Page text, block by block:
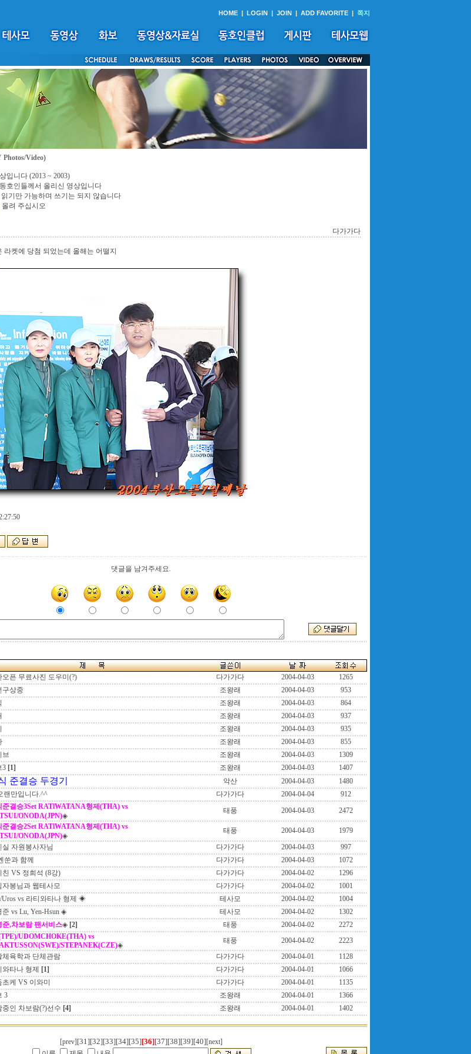
HOME | LOGIN | JOIN | ADD FAVORITE | 쪽지
Video)
입니다 (2013 ~ 2003)
호인들께서 올리신 영상입니다
기만 가능하며 쓰기는 되지 않습니다
올려 주십시오
다가가다
라켓에 당첨 되었는데 올해는 어떨지
댓글을 남겨주세요.
오픈 무료사진 도우미(?) 다가가다 2004-04-03
1265
구상중 조왕래 2004-04-03
953
조왕래 2004-04-03
864
조왕래 2004-04-03
937
조왕래 2004-04-03
935
조왕래 2004-04-03
855
브 조왕래 2004-04-03
1309
3 [1] 조왕래 2004-04-03
1407
준결승 두경기 악산 2004-04-03
1480
랜만입니다.^^ 다가가다 2004-04-04
912
준결승3Set RATlWATANA형제(THA) vs
ONODA(JPN)◈
태풍 2004-04-03 2472
준결승2Set RATlWATANA형제(THA) vs
ONODA(JPN)◈
태풍 2004-04-03
1979
실 자원봉사자님 다가가다 2004-04-03
997
쑨과 함께 다가가다 2004-04-03
1072
친 VS 정희석 (8강) 다가가다 2004-04-02
1296
자봉님과 웹테사모 다가가다 2004-04-02
1001
Uros vs 라티와타나 형제 ◈ 테사모 2004-04-02
1004
준 vs Lu, Yen-Hsun ◈ 테사모 2004-04-02
1302
준,차보람 팬서비스◈ [2] 태풍 2004-04-02
2272
UDOMCHOKE(THA) vs
STEPANEK(CZE)◈
태풍 2004-04-02
2223
체육학과 단체관람 다가가다 2004-04-01
1128
와타나 형제 [1] 다가가다 2004-04-01
1066
초케 VS 이와미 다가가다 2004-04-01
1135
3 조왕래 2004-04-01
1366
중인 차보람(?)선수 [4] 조왕래 2004-04-01 1402
[prev] [31][32][33][34][35][36][37][38][39][40][next]